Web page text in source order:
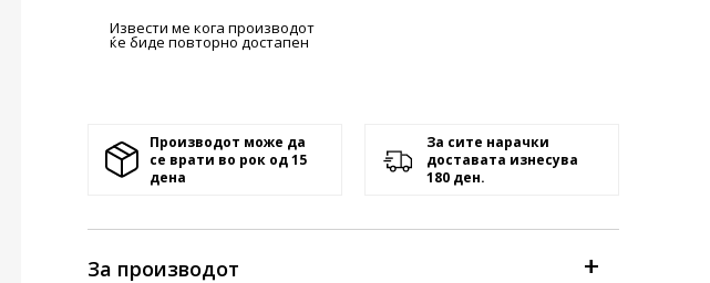
Извести ме кога производот
ќе биде повторно достапен
Производот може да
се врати во рок од 15
денa
За сите нарачки
доставата изнесува
180 ден.
За производот